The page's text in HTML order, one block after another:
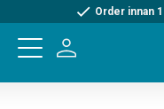
Meny
Order innan